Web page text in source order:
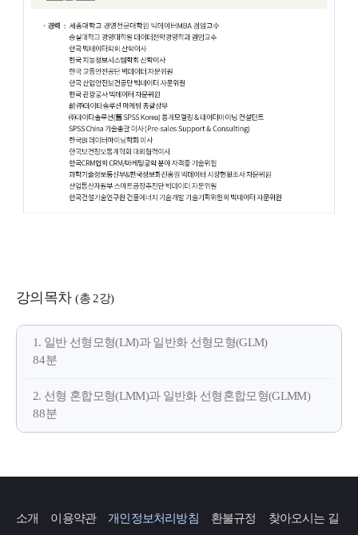
강의목차 (총 2강)
1. 일반 선형모형(LM)과 일반화 선형모형(GLM)
84분
2. 선형 혼합모형(LMM)과 일반화 선형혼합모형(GLMM)
88분
소개 이용약관 개인정보처리방침 환불규정 찾아오시는 길